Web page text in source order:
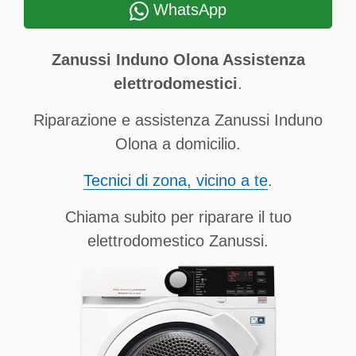
WhatsApp
Zanussi Induno Olona Assistenza
elettrodomestici.
Riparazione e assistenza Zanussi Induno
Olona a domicilio.
Tecnici di zona, vicino a te.
Chiama subito per riparare il tuo
elettrodomestico Zanussi.